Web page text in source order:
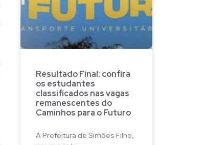
Resultado Final: confira
os estudantes
classificados nas vagas
remanescentes do
Caminhos para o Futuro
A Prefeitura de Simões Filho,